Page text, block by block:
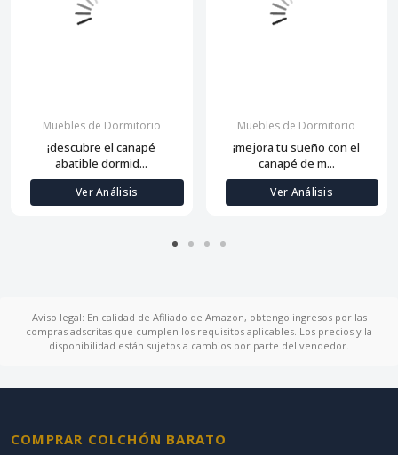
Muebles de Dormitorio
¡descubre el canapé
abatible dormid...
Ver Análisis
Muebles de Dormitorio
¡mejora tu sueño con el
canapé de m...
Ver Análisis
Aviso legal: En calidad de Afiliado de Amazon, obtengo ingresos por las
compras adscritas que cumplen los requisitos aplicables. Los precios y la
disponibilidad están sujetos a cambios por parte del vendedor.
COMPRAR COLCHÓN BARATO